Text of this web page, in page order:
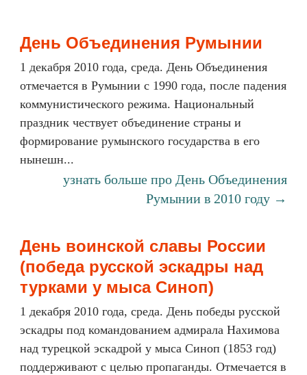
День Объединения Румынии
1 декабря 2010 года, среда. День Объединения
отмечается в Румынии с 1990 года, после падения
коммунистического режима. Национальный
праздник чествует объединение страны и
формирование румынского государства в его
нынешн...
узнать больше про День Объединения
Румынии в 2010 году →
День воинской славы России
(победа русской эскадры над
турками у мыса Синоп)
1 декабря 2010 года, среда. День победы русской
эскадры под командованием адмирала Нахимова
над турецкой эскадрой у мыса Синоп (1853 год)
поддерживают с целью пропаганды. Отмечается в